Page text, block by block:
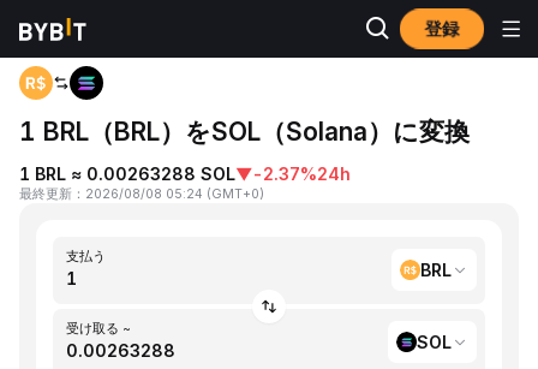
登録
ホーム BRL to SOL
1 BRL（BRL）をSOL（Solana）に変換
1 BRL ≈ 0.00263288 SOL▼-2.37%24h
最終更新 ： 2026/08/08 05:24 (GMT+0)
支払う
BRL
受け取る ~
SOL